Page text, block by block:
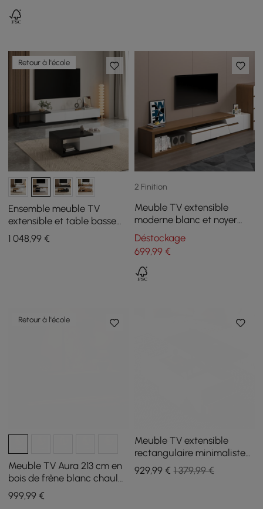
Retour à l'école
Ensemble meuble TV
extensible et table basse
Quoint
1 048,99 €
2 Finition
Meuble TV extensible
moderne blanc et noyer
avec rangement, étagère
et tiroir
Déstockage
699,99€
Retour à l'école
Meuble TV Aura 213 cm en
bois de frêne blanc chaulé
avec plateau en pierre
frittée
999,99 €
Meuble TV extensible
rectangulaire minimaliste
blanc et noyer et ensemble
de table basse relevable
929,99€ 1 379,99 €